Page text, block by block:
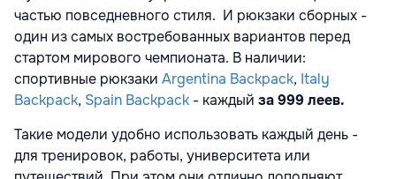
частью повседневного стиля. И рюкзаки сборных -
один из самых востребованных вариантов перед
стартом мирового чемпионата. В наличии:
спортивные рюкзаки Argentina Backpack, Italy
Backpack, Spain Backpack - каждый за 999 леев.
Такие модели удобно использовать каждый день -
для тренировок, работы, университета или